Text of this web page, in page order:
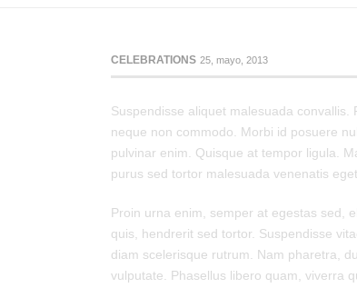
CELEBRATIONS 25, mayo, 2013
Suspendisse aliquet malesuada
neque non commodo. Morbi id posuere
pulvinar enim. Quisque at tempor ligula.
purus sed tortor malesuada venenatis
Proin urna enim, semper at egestas sed,
quis, hendrerit sed tortor. Suspendisse
diam scelerisque rutrum. Nam pharetra,
vulputate. Phasellus libero quam, viverra